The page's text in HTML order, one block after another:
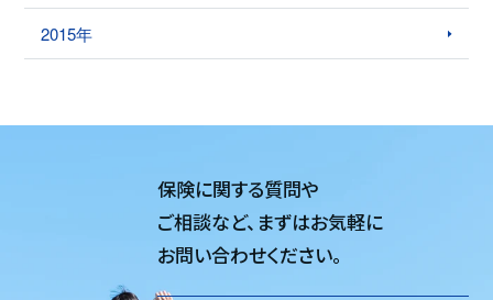
2015年
保険に関する質問や
ご相談など、 まずはお気軽に
お問い合わせください。